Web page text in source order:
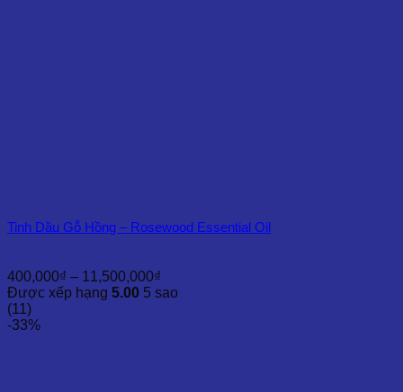
Tinh Dầu Gỗ Hồng – Rosewood Essential Oil
400,000₫ – 11,500,000₫
giá:
Được xếp hạng 5.00 5 sao
(11)
-33%